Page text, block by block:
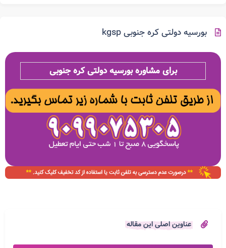
بورسیه دولتی کره جنوبی kgsp
برای مشاوره بورسیه دولتی کره جنوبی
عناوین اصلی این مقاله